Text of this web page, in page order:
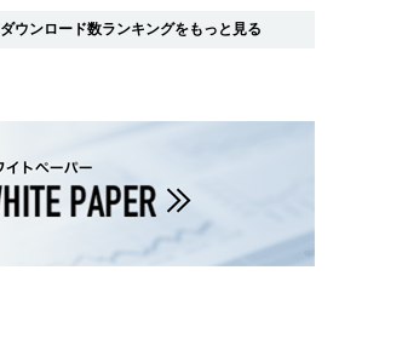
ダウンロード数ランキングをもっと見る